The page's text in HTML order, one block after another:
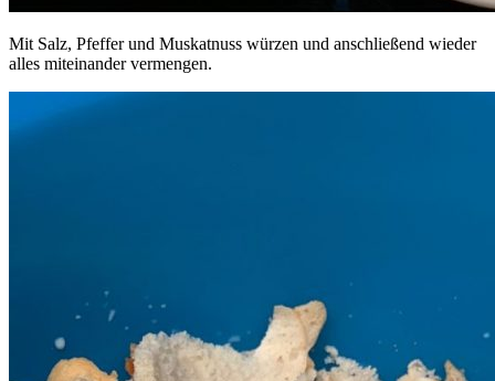
Mit Salz, Pfeffer und Muskatnuss würzen und anschließend wieder
alles miteinander vermengen.